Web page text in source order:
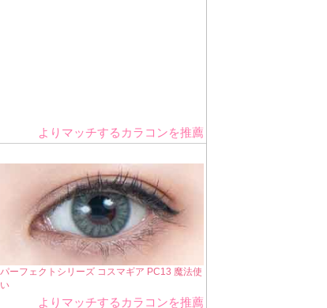
よりマッチするカラコンを推薦
パーフェクトシリーズ コスマギア PC13 魔法使
い
よりマッチするカラコンを推薦